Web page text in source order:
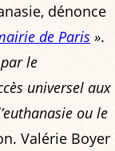
dénonce
de Paris ».
le
universel aux
ou le
Valérie Boyer